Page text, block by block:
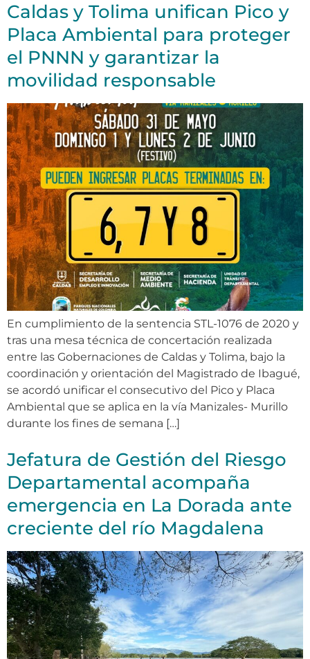
Caldas y Tolima unifican Pico y
Placa Ambiental para proteger
el PNNN y garantizar la
movilidad responsable
En cumplimiento de la sentencia STL-1076 de 2020 y
tras una mesa técnica de concertación realizada
entre las Gobernaciones de Caldas y Tolima, bajo la
coordinación y orientación del Magistrado de Ibagué,
se acordó unificar el consecutivo del Pico y Placa
Ambiental que se aplica en la vía Manizales- Murillo
durante los fines de semana […]
Jefatura de Gestión del Riesgo
Departamental acompaña
emergencia en La Dorada ante
creciente del río Magdalena